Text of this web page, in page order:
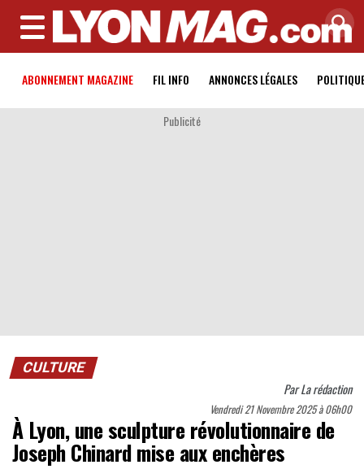
MENU
ABONNEMENT MAGAZINE FIL INFO ANNONCES LÉGALES
Publicité
CULTURE
ParLa rédaction
Vendredi 21 Novembre 2025 à 06h00
À Lyon, une sculpture révolutionnaire de
Joseph Chinard mise aux enchères